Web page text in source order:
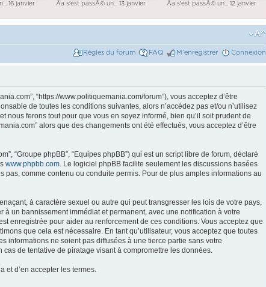
16 janvier Ãa s'est passÃ© un... 13 janvier Ãa s'est passÃ© un... 12 janvier
Règles du forum FAQ M’enregistrer Connexion
“https://www.politiquemania.com/forum”), vous acceptez d’être
de toutes les conditions suivantes, alors n’accédez pas et/ou n’utilisez
nous ferons tout pour que vous en soyez informé, bien qu’il soit prudent de
alors que des changements ont été effectués, vous acceptez d’être
“Groupe phpBB”, “Equipes phpBB”) qui est un script libre de forum, déclaré
www.phpbb.com. Le logiciel phpBB facilite seulement les discussions basées
pas, comme contenu ou conduite permis. Pour de plus amples informations au
à caractère sexuel ou autre qui peut transgresser les lois de votre pays,
un bannissement immédiat et permanent, avec une notification à votre
enregistrée pour aider au renforcement de ces conditions. Vous acceptez que
que cela est nécessaire. En tant qu’utilisateur, vous acceptez que toutes
informations ne soient pas diffusées à une tierce partie sans votre
de tentative de piratage visant à compromettre les données.
et d’en accepter les termes.